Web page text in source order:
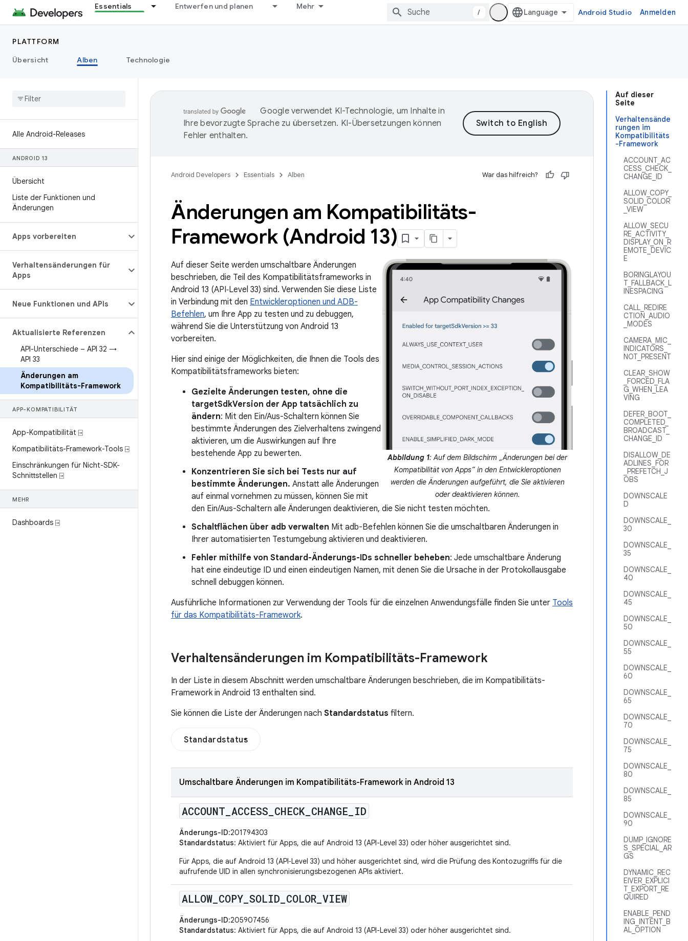
Essentials Entwerfen und planen Mehr
/ Android Studio Anmelden
PLATTFORM
Übersicht
Alben Technologie
Alle Android-Releases
ANDROID 13
Übersicht
Liste der Funktionen und
Änderungen
Apps vorbereiten
Verhaltensänderungen für
Apps
Neue Funktionen und APIs
Aktualisierte Referenzen
API-Unterschiede – API 32 →
API 33
Änderungen am
Kompatibilitäts-Framework
APP-KOMPATIBILITÄT
App-Kompatibilität ⍈
Kompatibilitäts-Framework-Tools ⍈
Einschränkungen für Nicht-SDK-
Schnittstellen ⍈
MEHR
Dashboards ⍈
Auf dieser
Seite
Verhaltensände
rungen im
Kompatibilitäts
-Framework
ACCOUNT_AC
CESS_CHECK_
CHANGE_ID
ALLOW_COPY_
SOLID_COLOR
_VIEW
ALLOW_SECU
RE_ACTIVITY_
DISPLAY_ON_R
EMOTE_DEVIC
E
BORINGLAYOU
T_FALLBACK_L
INESPACING
CALL_REDIRE
CTION_AUDIO
_MODES
CAMERA_MIC_
INDICATORS_
NOT_PRESENT
CLEAR_SHOW
_FORCED_FLA
G_WHEN_LEA
VING
DEFER_BOOT_
COMPLETED_
BROADCAST_
CHANGE_ID
DISALLOW_DE
ADLINES_FOR
_PREFETCH_J
OBS
DOWNSCALE
D
DOWNSCALE_
30
DOWNSCALE_
35
DOWNSCALE_
40
DOWNSCALE_
45
DOWNSCALE_
50
DOWNSCALE_
55
DOWNSCALE_
60
DOWNSCALE_
65
DOWNSCALE_
70
DOWNSCALE_
75
DOWNSCALE_
80
DOWNSCALE_
85
DOWNSCALE_
90
DUMP_IGNORE
S_SPECIAL_AR
GS
DYNAMIC_REC
EIVER_EXPLICI
T_EXPORT_RE
QUIRED
ENABLE_PEND
ING_INTENT_B
AL_OPTION
Google verwendet KI-Technologie, um Inhalte in
Ihre bevorzugte Sprache zu übersetzen. KI-Übersetzungen können
Fehler enthalten.
Android Developers Essentials Alben War das hilfreich?
Änderungen am Kompatibilitäts-
Framework (Android 13)
Abbildung 1: Auf dem Bildschirm „Änderungen bei der
Kompatibilität von Apps“ in den Entwickleroptionen
werden die Änderungen aufgeführt, die Sie aktivieren
oder deaktivieren können.
Auf dieser Seite werden umschaltbare Änderungen
beschrieben, die Teil des Kompatibilitätsframeworks in
Android 13 (API‑Level 33) sind. Verwenden Sie diese Liste
in Verbindung mit den Entwickleroptionen und ADB-
Befehlen, um Ihre App zu testen und zu debuggen,
während Sie die Unterstützung von Android 13
vorbereiten.
Hier sind einige der Möglichkeiten, die Ihnen die Tools des
Kompatibilitätsframeworks bieten:
Gezielte Änderungen testen, ohne die
targetSdkVersion der App tatsächlich zu
ändern: Mit den Ein/Aus-Schaltern können Sie
bestimmte Änderungen des Zielverhaltens zwingend
aktivieren, um die Auswirkungen auf Ihre
bestehende App zu bewerten.
Konzentrieren Sie sich bei Tests nur auf
bestimmte Änderungen. Anstatt alle Änderungen
auf einmal vornehmen zu müssen, können Sie mit
den Ein/Aus-Schaltern alle Änderungen deaktivieren, die Sie nicht testen möchten.
Schaltflächen über adb verwalten Mit adb-Befehlen können Sie die umschaltbaren Änderungen in
Ihrer automatisierten Testumgebung aktivieren und deaktivieren.
Fehler mithilfe von Standard-Änderungs-IDs schneller beheben: Jede umschaltbare Änderung
hat eine eindeutige ID und einen eindeutigen Namen, mit denen Sie die Ursache in der Protokollausgabe
schnell debuggen können.
Ausführliche Informationen zur Verwendung der Tools für die einzelnen Anwendungsfälle finden Sie unter Tools
für das Kompatibilitäts-Framework.
Verhaltensänderungen im Kompatibilitäts-Framework
In der Liste in diesem Abschnitt werden umschaltbare Änderungen beschrieben, die im Kompatibilitäts-
Framework in Android 13 enthalten sind.
Sie können die Liste der Änderungen nach Standardstatus filtern.
Standardstatus
Umschaltbare Änderungen im Kompatibilitäts-Framework in Android 13
ACCOUNT ACCESS CHECK CHANGE ID
Änderungs-ID:201794303
Standardstatus: Aktiviert für Apps, die auf Android 13 (API-Level 33) oder höher ausgerichtet sind.
Für Apps, die auf Android 13 (API‑Level 33) und höher ausgerichtet sind, wird die Prüfung des Kontozugriffs für die
aufrufende UID in allen synchronisierungsbezogenen APIs aktiviert.
ALLOW COPY SOLID COLOR VIEW
Änderungs-ID:205907456
Standardstatus: Aktiviert für Apps, die auf Android 13 (API-Level 33) oder höher ausgerichtet sind.